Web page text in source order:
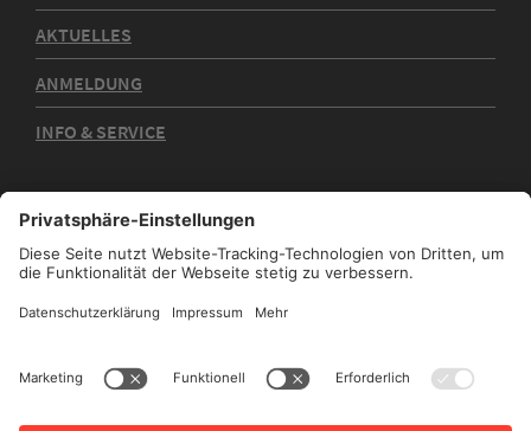
AKTUELLES
ANMELDUNG
INFO & SERVICE
Kontakt
Datenschutz
Sitemap
Stadtplan